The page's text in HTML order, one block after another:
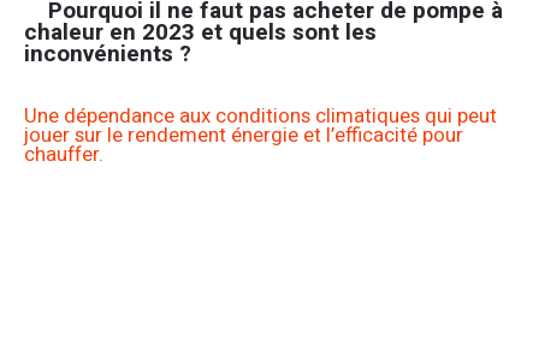
Pourquoi il ne faut pas acheter de pompe à
chaleur en 2023 et quels sont les
inconvénients ?
Une dépendance aux conditions climatiques qui peut
jouer sur le rendement énergie et l’efficacité pour
chauffer.